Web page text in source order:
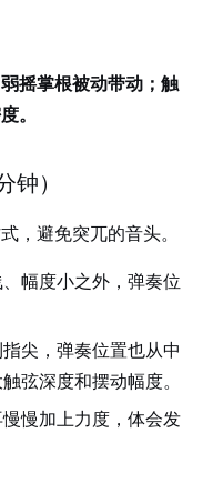
摇掌根被动带动；触
。
钟）
，避免突兀的音头。
幅度小之外，弹奏位
尖，弹奏位置也从中
弦深度和摆动幅度。
慢慢加上力度，体会发